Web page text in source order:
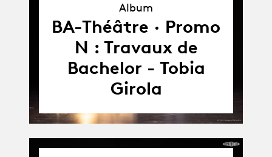
Album
Album
BA-Théâtre · Promo
N : Travaux de
Bachelor - Tobia
Girola